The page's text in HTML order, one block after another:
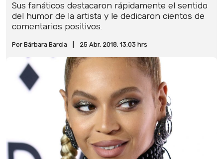
Sus fanáticos destacaron rápidamente el sentido
del humor de la artista y le dedicaron cientos de
comentarios positivos.
Por Bárbara Barcia 25 Abr, 2018. 13:03 hrs